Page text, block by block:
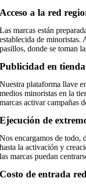
Acceso a la red
Las marcas están
establecida de minoristas.
pasillos, donde se toman
Publicidad en
Nuestra plataforma llave
medios minoristas en la
marcas activar campañas
Ejecución de
Nos encargamos de todo,
hasta la activación y
las marcas puedan
Costo de entrada